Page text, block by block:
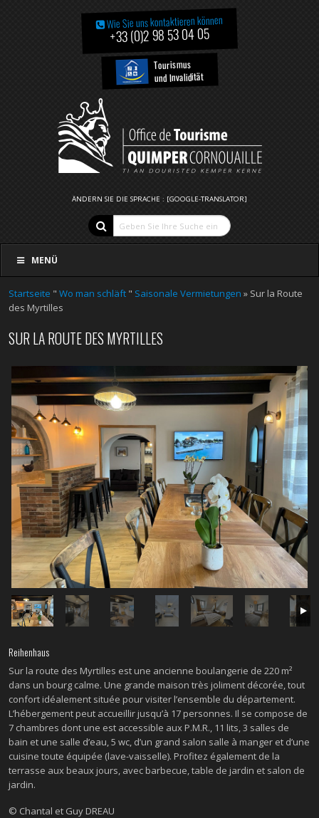
Wie Sie uns kontaktieren können
+33 (0)2 98 53 04 05
Tourismus
und Invalidität
ÄNDERN SIE DIE SPRACHE : [GOOGLE-TRANSLATOR]
MENÜ
Startseite "Wo man schläft " Saisonale Vermietungen » Sur la Route
des Myrtilles
SUR LA ROUTE DES MYRTILLES
Reihenhaus
Sur la route des Myrtilles est une ancienne boulangerie de 220 m²
dans un bourg calme. Une grande maison très joliment décorée, tout
confort idéalement située pour visiter l’ensemble du département.
L’hébergement peut accueillir jusqu’à 17 personnes. Il se compose de
7 chambres dont une est accessible aux P.M.R., 11 lits, 3 salles de
bain et une salle d’eau, 5 wc, d’un grand salon salle à manger et d’une
cuisine toute équipée (lave-vaisselle). Profitez également de la
terrasse aux beaux jours, avec barbecue, table de jardin et salon de
jardin.
© Chantal et Guy DREAU